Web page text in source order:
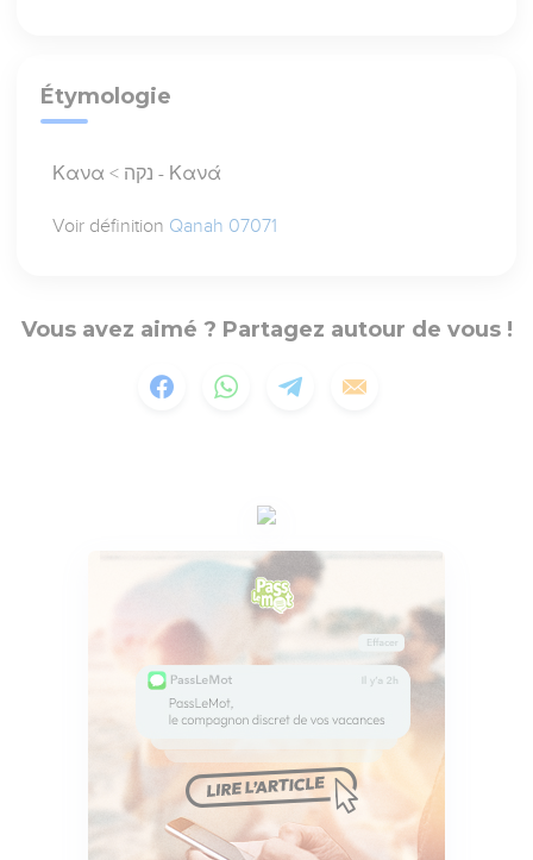
Étymologie
Κανα < נקה - Κανά
Voir définition Qanah 07071
Vous avez aimé ? Partagez autour de vous !